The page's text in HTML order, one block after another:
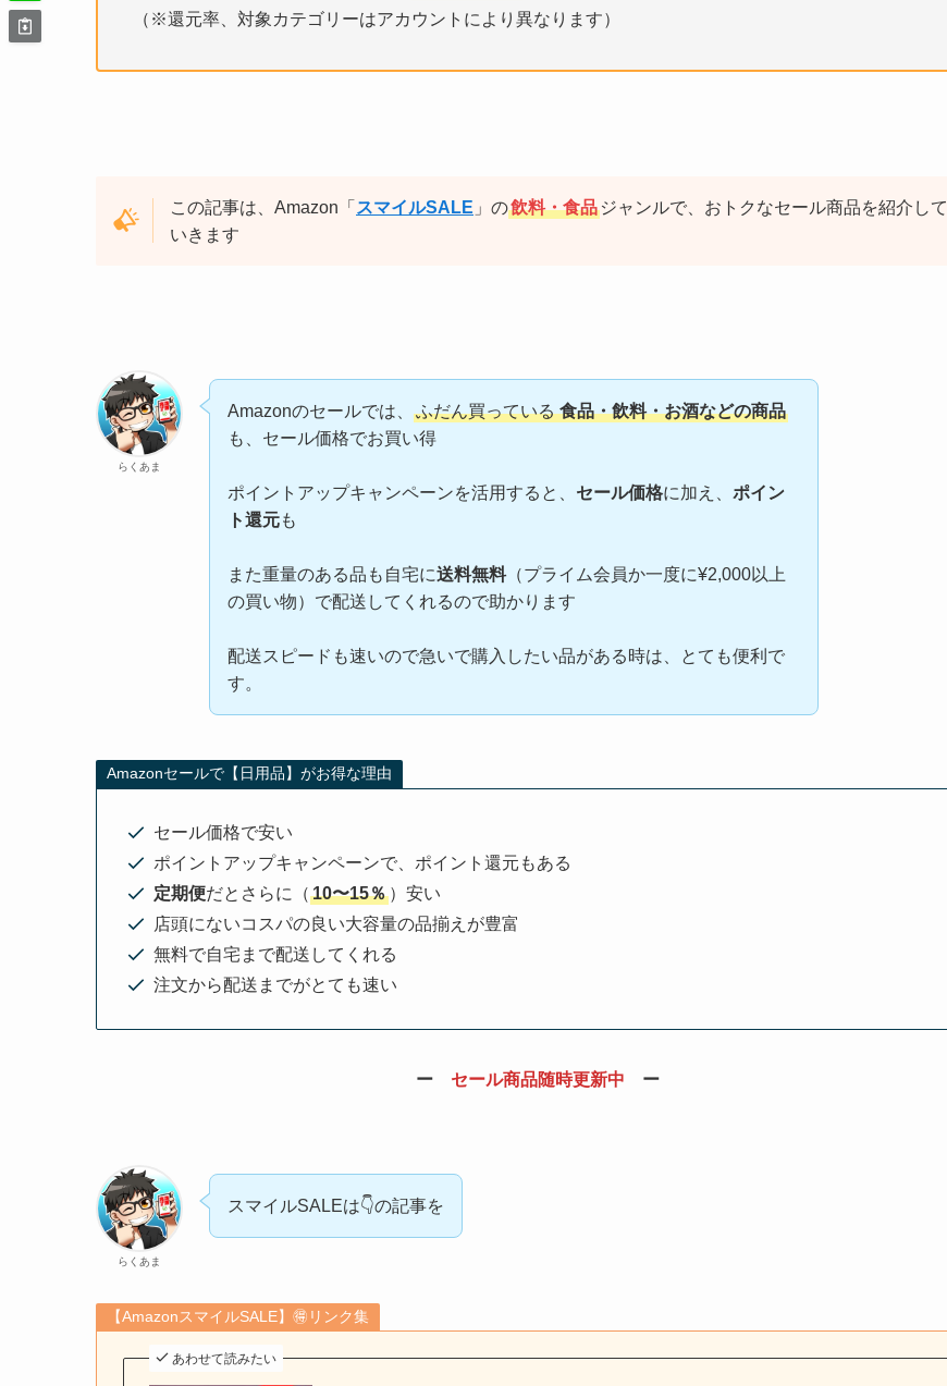
（※還元率、対象カテゴリーはアカウントにより異なります）
この記事は、Amazon「 スマイルSALE 」の飲料・食品 ジャンルで、おトクなセール商品を紹介して
いきます
らくあま
Amazonのセールでは、 ふだん買っている 食品・飲料・お酒などの商品
も、セール価格でお買い得
ポイントアップキャンペーンを活用すると、 セール価格に加え、 ポイン
ト還元も
また重量のある品も自宅に送料無料（プライム会員か一度に¥2,000以上
の買い物）で配送してくれるので助かります
配送スピードも速いので急いで購入したい品がある時は、とても便利で
す。
Amazonセールで【日用品】がお得な理由
セール価格で安い
ポイントアップキャンペーンで、ポイント還元もある
定期便だとさらに（ 10〜15％ ）安い
店頭にないコスパの良い大容量の品揃えが豊富
無料で自宅まで配送してくれる
注文から配送までがとても速い
ー セール商品随時更新中 ー
らくあま
スマイルSALEは👇の記事を
【AmazonスマイルSALE】🉐リンク集
あわせて読みたい